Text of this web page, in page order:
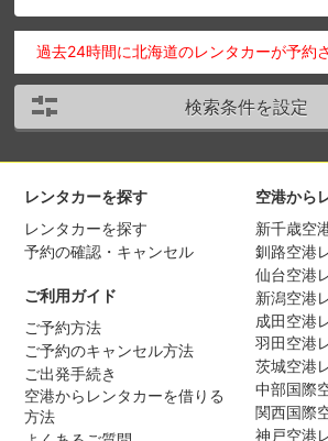
過去24時間に北海道のレンタカーが予約
検索条件を設定
レンタカーを探す
レンタカーを探す
予約の確認・キャンセル
ご利用ガイド
ご予約方法
ご予約のキャンセル方法
ご出発手続き
空港からレンタカーを借りる
方法
空港から
新千歳空
釧路空港
仙台空港
新潟空港
成田空港
羽田空港
茨城空港
中部国際
関西国際
神戸空港